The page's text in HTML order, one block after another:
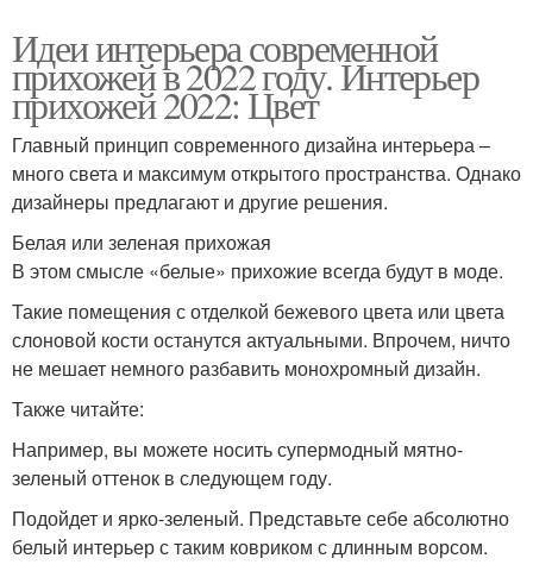
Идеи интерьера современной
прихожей в 2022 году. Интерьер
прихожей 2022: Цвет
Главный принцип современного дизайна интерьера –
много света и максимум открытого пространства. Однако
дизайнеры предлагают и другие решения.
Белая или зеленая прихожая
В этом смысле «белые» прихожие всегда будут в моде.
Такие помещения с отделкой бежевого цвета или цвета
слоновой кости останутся актуальными. Впрочем, ничто
не мешает немного разбавить монохромный дизайн.
Также читайте:
Например, вы можете носить супермодный мятно-
зеленый оттенок в следующем году.
Подойдет и ярко-зеленый. Представьте себе абсолютно
белый интерьер с таким ковриком с длинным ворсом.